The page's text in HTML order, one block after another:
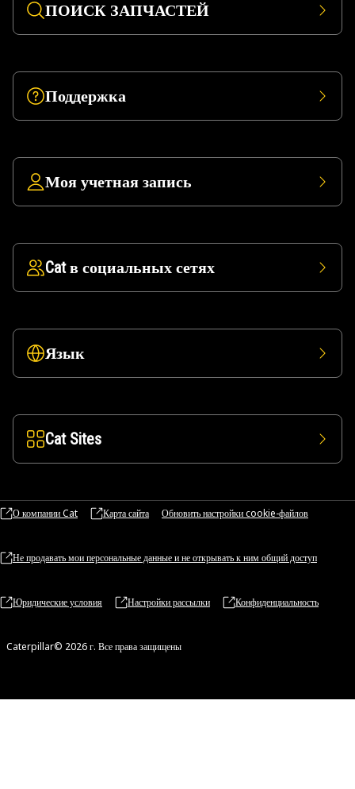
ПОИСК ЗАПЧАСТЕЙ
Поддержка
Моя учетная запись
Cat в социальных сетях
Язык
Cat Sites
О компании Cat Карта сайта Обновить настройки cookie-файлов
Не продавать мои персональные данные и не открывать к ним общий доступ
Юридические условия Настройки рассылки Конфиденциальность
Caterpillar© 2026 г. Все права защищены